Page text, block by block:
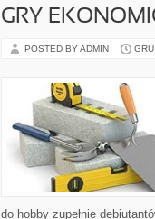
GRY
POSTED BY ADMIN
do hobby zupełnie